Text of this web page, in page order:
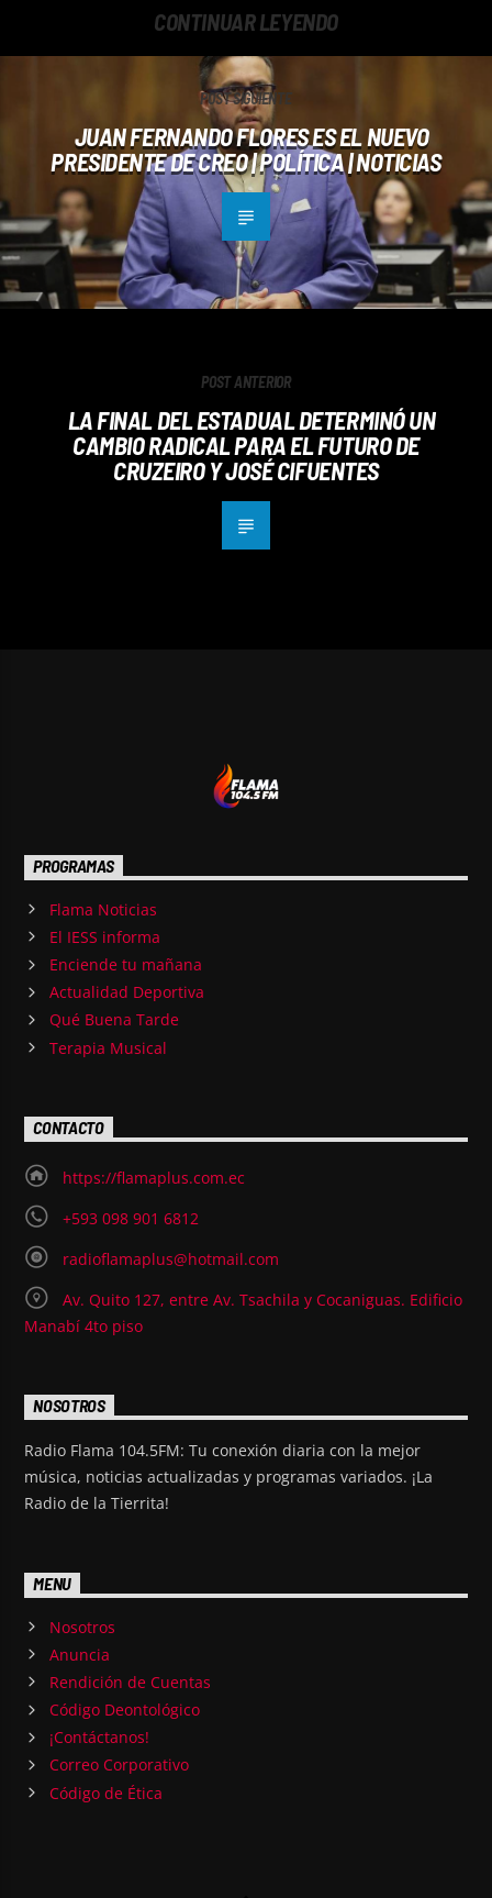
CONTINUAR LEYENDO
POST SIGUIENTE
JUAN FERNANDO FLORES ES EL NUEVO
PRESIDENTE DE CREO | POLÍTICA | NOTICIAS
POST ANTERIOR
LA FINAL DEL ESTADUAL DETERMINÓ UN
CAMBIO RADICAL PARA EL FUTURO DE
CRUZEIRO Y JOSÉ CIFUENTES
PROGRAMAS
Flama Noticias
El IESS informa
Enciende tu mañana
Actualidad Deportiva
Qué Buena Tarde
Terapia Musical
CONTACTO
https://flamaplus.com.ec
+593 098 901 6812
radioflamaplus@hotmail.com
Av. Quito 127, entre Av. Tsachila y Cocaniguas. Edificio
Manabí 4to piso
NOSOTROS
Radio Flama 104.5FM: Tu conexión diaria con la mejor
música, noticias actualizadas y programas variados. ¡La
Radio de la Tierrita!
MENU
Nosotros
Anuncia
Rendición de Cuentas
Código Deontológico
¡Contáctanos!
Correo Corporativo
Código de Ética